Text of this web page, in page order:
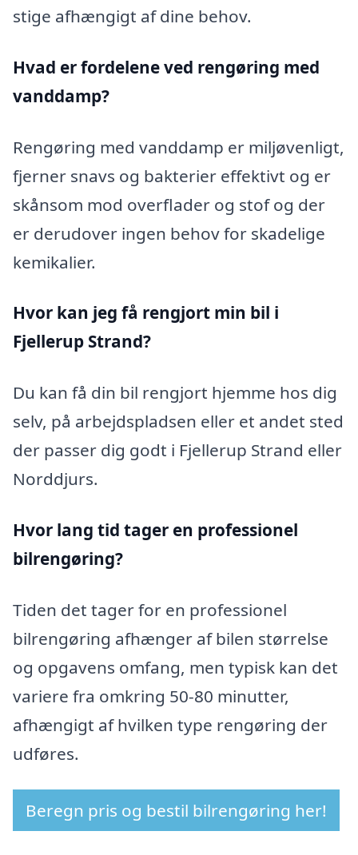
stige afhængigt af dine behov.
Hvad er fordelene ved rengøring med
vanddamp?
Rengøring med vanddamp er miljøvenligt,
fjerner snavs og bakterier effektivt og er
skånsom mod overflader og stof og der
er derudover ingen behov for skadelige
kemikalier.
Hvor kan jeg få rengjort min bil i
Fjellerup Strand?
Du kan få din bil rengjort hjemme hos dig
selv, på arbejdspladsen eller et andet sted
der passer dig godt i Fjellerup Strand eller
Norddjurs.
Hvor lang tid tager en professionel
bilrengøring?
Tiden det tager for en professionel
bilrengøring afhænger af bilen størrelse
og opgavens omfang, men typisk kan det
variere fra omkring 50-80 minutter,
afhængigt af hvilken type rengøring der
udføres.
Beregn pris og bestil bilrengøring her!